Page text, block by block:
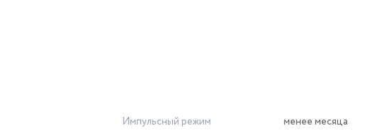
Импульсный режим
менее месяца